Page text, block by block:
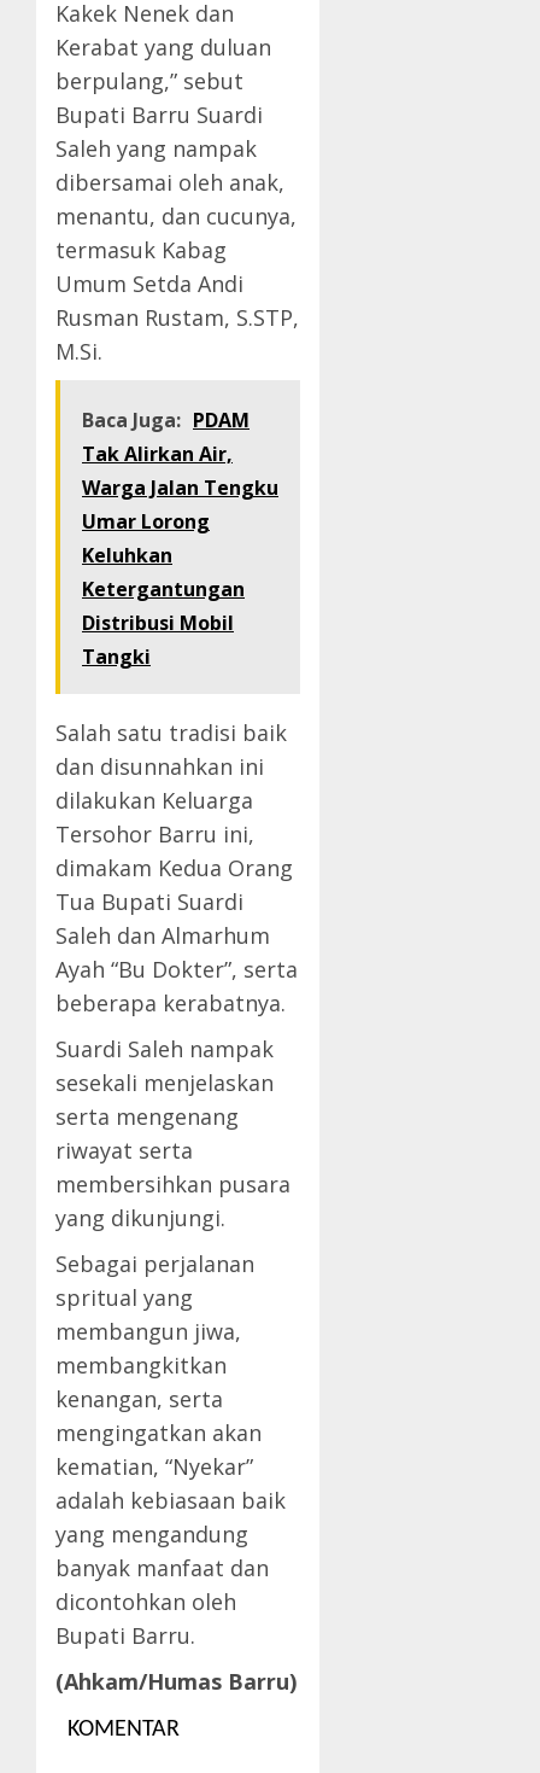
Kakek Nenek dan
Kerabat yang duluan
berpulang,” sebut
Bupati Barru Suardi
Saleh yang nampak
dibersamai oleh anak,
menantu, dan cucunya,
termasuk Kabag
Umum Setda Andi
Rusman Rustam, S.STP,
M.Si.
Baca Juga: PDAM
Tak Alirkan Air,
Warga Jalan Tengku
Umar Lorong
Keluhkan
Ketergantungan
Distribusi Mobil
Tangki
Salah satu tradisi baik
dan disunnahkan ini
dilakukan Keluarga
Tersohor Barru ini,
dimakam Kedua Orang
Tua Bupati Suardi
Saleh dan Almarhum
Ayah “Bu Dokter”, serta
beberapa kerabatnya.
Suardi Saleh nampak
sesekali menjelaskan
serta mengenang
riwayat serta
membersihkan pusara
yang dikunjungi.
Sebagai perjalanan
spritual yang
membangun jiwa,
membangkitkan
kenangan, serta
mengingatkan akan
kematian, “Nyekar”
adalah kebiasaan baik
yang mengandung
banyak manfaat dan
dicontohkan oleh
Bupati Barru.
(Ahkam/Humas Barru)
KOMENTAR